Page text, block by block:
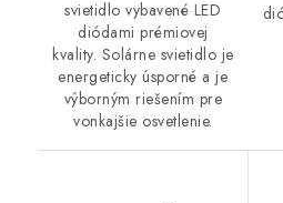
svietidlo vybavené LED
diódami prémiovej
kvality. Solárne svietidlo je
energeticky úsporné a je
výborným riešením pre
vonkajšie osvetlenie.